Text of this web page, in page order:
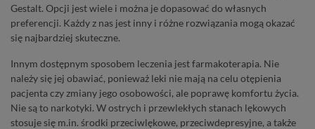
Gestalt. Opcji jest wiele i można je dopasować do własnych
preferencji. Każdy z nas jest inny i różne rozwiązania mogą okazać
się najbardziej skuteczne.
Innym dostępnym sposobem leczenia jest farmakoterapia. Nie
należy się jej obawiać, ponieważ leki nie mają na celu otępienia
pacjenta czy zmiany jego osobowości, ale poprawę komfortu życia.
Nie są to narkotyki. W ostrych i przewlekłych stanach lękowych
stosuje się m.in. środki przeciwlękowe, przeciwdepresyjne, a także